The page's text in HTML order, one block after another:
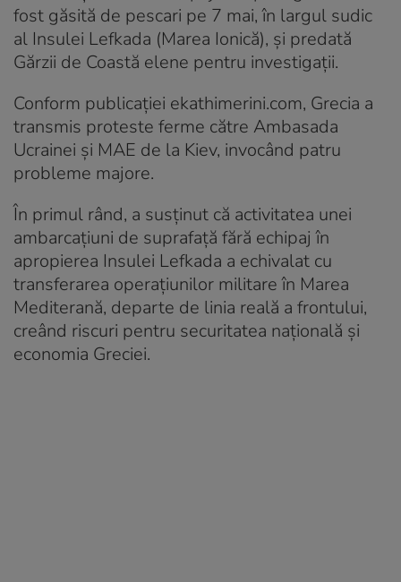
fost găsită de pescari pe 7 mai, în largul sudic
al Insulei Lefkada (Marea Ionică), și predată
Gărzii de Coastă elene pentru investigații.
Conform publicației ekathimerini.com, Grecia a
transmis proteste ferme către Ambasada
Ucrainei și MAE de la Kiev, invocând patru
probleme majore.
În primul rând, a susţinut că activitatea unei
ambarcaţiuni de suprafaţă fără echipaj în
apropierea Insulei Lefkada a echivalat cu
transferarea operaţiunilor militare în Marea
Mediterană, departe de linia reală a frontului,
creând riscuri pentru securitatea naţională şi
economia Greciei.